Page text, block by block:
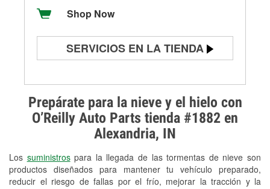
Prepárate para la nieve y el hielo con
O’Reilly Auto Parts tienda #1882 en
Alexandria, IN
Los suministrospara la llegada de las tormentas de nieve son
productos diseñados para mantener tu vehículo preparado,
reducir el riesgo de fallas por el frío, mejorar la tracción y la
Shop Now
SERVICIOS EN LA TIENDA
Prueba de alternadores y
arrancadores
Revisión de la luz "Check Engine"
Reciclaje de baterías y aceite
Instalación de bombillas de faros